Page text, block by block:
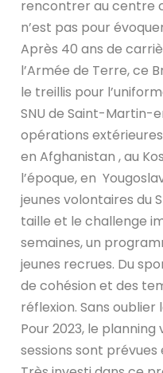
rencontrer au centre
n’est pas pour
Après 40 ans de
l’Armée de Terre, ce
le treillis pour
SNU de Saint-Martin-
opérations extérieures
en Afghanistan , au
l’époque, en
jeunes volontaires du
taille et le challenge
semaines, un
jeunes recrues. Du
de cohésion et des
réflexion. Sans
Pour 2023, le planning
sessions sont prévues